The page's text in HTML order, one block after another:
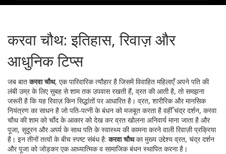
करवा चौथ: इतिहास, रिवाज़ और
आधुनिक टिप्स
जब बातकरवा चौथ, एक पारिवारिक त्यौहार है जिसमें विवाहित महिलाएँ अपने पति की
लंबी उम्र के लिए सुबह से शाम तक उपवास रखती हैं, व्रत की आती है, तो समझना
जरूरी है कि यह रिवाज़ किन सिद्धांतों पर आधारित है। व्रत, शारीरिक और मानसिक
नियंत्रण का साधन है जो पति‑पत्नी के बंधन को मजबूत करता है वहीँचंद्र दर्शन, करवा
चौथ की शाम को चाँद के आकार को देख कर व्रत खोलना अनिवार्य माना जाता है और
पूजा, सूदूरन और अर्घ्य के साथ पति के स्वास्थ्य की कामना करने वाली रिवाज़ी प्रक्रिया
है । इन तीनों तत्वों के बीच स्पष्ट संबंध है:करवा चौथका मुख्य उद्देश्य व्रत, चंद्र दर्शन
और पूजा को जोड़कर एक आध्यात्मिक व सामाजिक बंधन स्थापित करना है।